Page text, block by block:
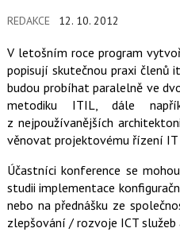
REDAKCE 12. 10. 2012
V letošním roce program
popisují skutečnou praxi členů
budou probíhat paralelně ve
metodiku ITIL, dále
z nejpoužívanějších
věnovat projektovému řízení IT
Účastníci konference se
studii implementace
nebo na přednášku ze
zlepšování / rozvoje ICT služeb